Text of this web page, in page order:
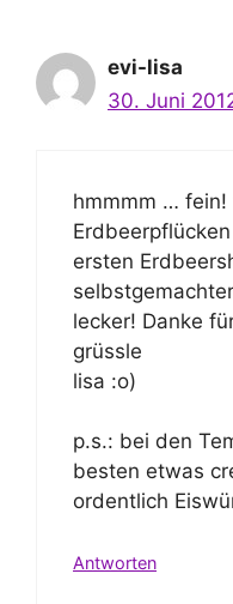
evi-lisa
30. Juni
hmmmm …
ersten
lecker! Danke
grüssle
lisa :o)
p.s.: bei den
besten etwas
ordentlich
Antworten